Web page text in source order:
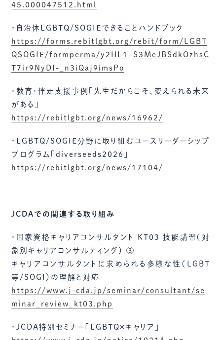
45.000047512.html
・自治体LGBTQ/SOGIEできることハンドブック
https://forms.rebitlgbt.org/rebit/form/LGBT
QSOGIE/formperma/y2HL1_S3MeJBSdkOzhsC
T7ir9NyDI-_n3iQaj9imsPo
・教育・伴走支援事例「先生だからこそ、変えられる未来
がある」
https://rebitlgbt.org/news/16962/
・LGBTQ/SOGIE分野に取り組むユースリーダーシップ
プログラム「diverseeds2026」
https://rebitlgbt.org/news/17104/
JCDAでの関連する取り組み
・国家資格キャリアコンサルタント KT03 技能講習（対
象別キャリアコンサルティング） ③
キャリアコンサルタントに求められる多様な性（LGBT
等/SOGI）の理解と対応
https://www.j-cda.jp/seminar/consultant/se
minar_review_kt03.php
・JCDA特別セミナー「LGBTQ×キャリア」